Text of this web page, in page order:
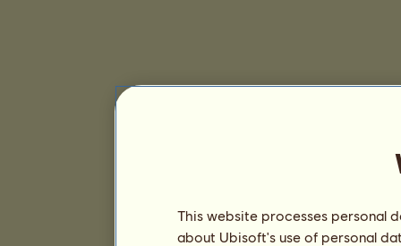
This website processes personal
about Ubisoft's use of personal